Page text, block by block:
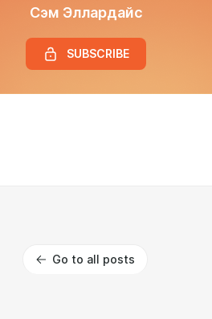
Сэм Эллардайс
SUBSCRIBE
Go to all posts